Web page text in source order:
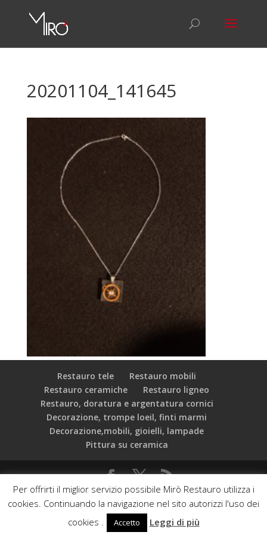
20201104_141645
Restauro tele
Restauro mobili
Restauro ceramiche
Restauro ligneo
Restauro, doratura e argentatura cornici
Decorazione, trompe loeil, finti marmi
Decorazione,mobili, gioielli, lampade
Pittura su ceramica
C.F.: 97534000589 Mirò Associazione Culturale - Via dei
Vascellari, 19 - 00153 Roma - Web developed by:
Phasar srl & Orange Web AgencyPrivacy Policy
Per offrirti il miglior servizio possibile Mirò Restauro utilizza i
cookies. Continuando la navigazione nel sito autorizzi l'uso dei
cookies .
Accetto Leggi di più